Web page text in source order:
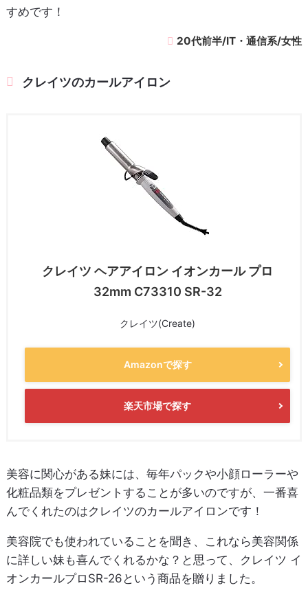
すめです！
20代前半/IT・通信系/女性
クレイツのカールアイロン
クレイツ ヘアアイロン イオンカール プロ
32mm C73310 SR-32
クレイツ(Create)
Amazonで探す
楽天市場で探す
美容に関心がある妹には、毎年パックや小顔ローラーや
化粧品類をプレゼントすることが多いのですが、一番喜
んでくれたのはクレイツのカールアイロンです！
美容院でも使われていることを聞き、これなら美容関係
に詳しい妹も喜んでくれるかな？と思って、クレイツ イ
オンカールプロSR-26という商品を贈りました。